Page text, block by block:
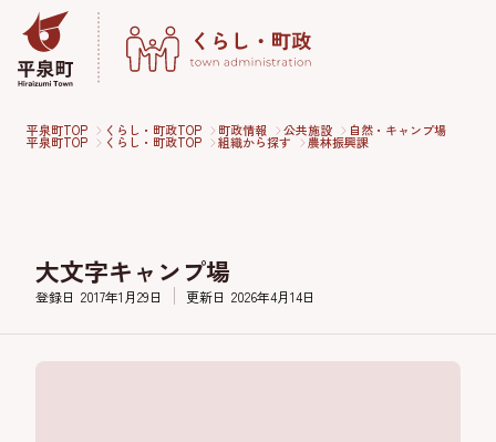
平泉町TOP くらし・町政TOP 町政情報 公共施設 自然・キャンプ場
平泉町TOP くらし・町政TOP 組織から探す 農林振興課
大文字キャンプ場
登録日 2017年1月29日 更新日 2026年4月14日